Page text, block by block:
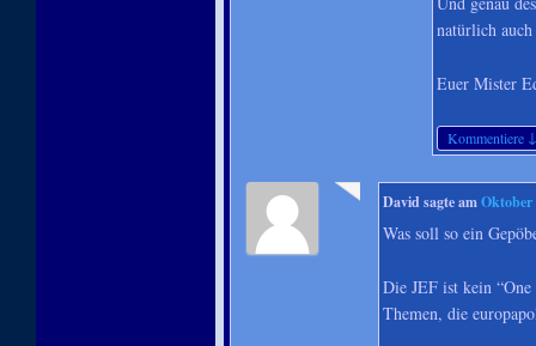
natürlich
Euer Mister
Kommentiere ↓
Davidsagte amOktober
Was soll so ein
Die JEF ist kein
Themen, die